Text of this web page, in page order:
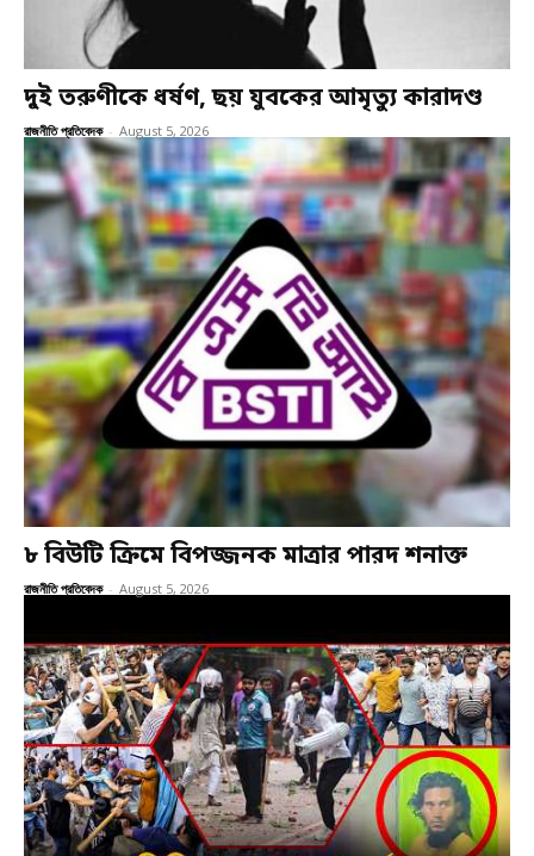
দুই তরুণীকে ধর্ষণ, ছয় যুবকের আমৃত্যু কারাদণ্ড
রাজনীতি প্রতিবেদক - August 5, 2026
৮ বিউটি ক্রিমে বিপজ্জনক মাত্রার পারদ শনাক্ত
রাজনীতি প্রতিবেদক - August 5, 2026